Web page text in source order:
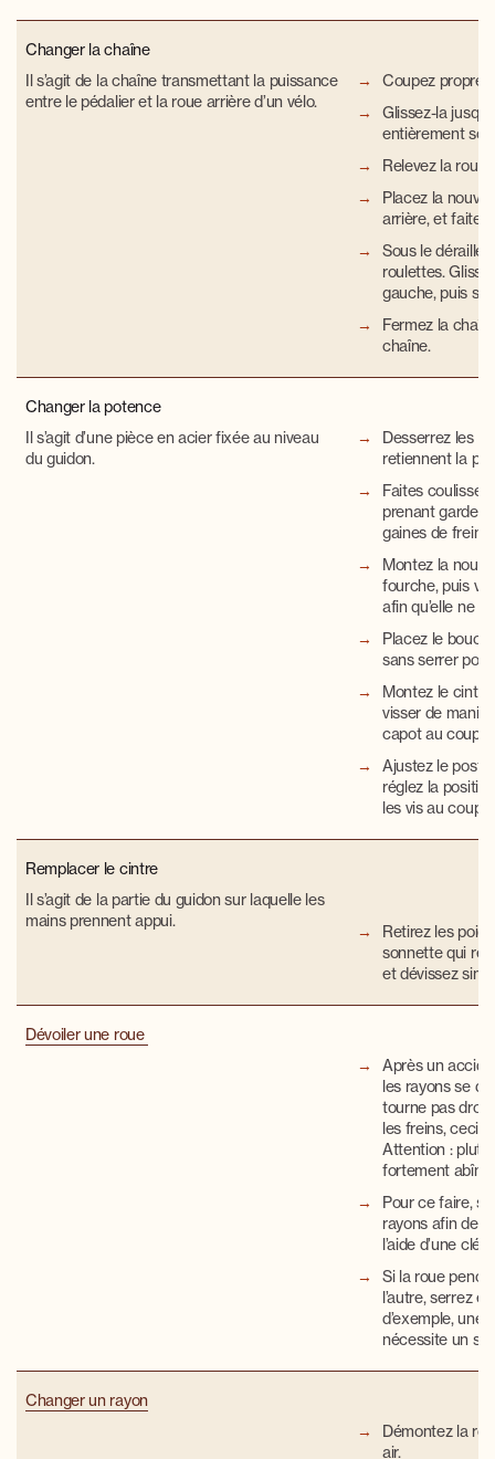
Changer la chaîne
Il s’agit de la chaîne transmettant la puissance
entre le pédalier et la roue arrière d’un vélo.
Coupez
Glissez-la
entièrement
Relevez la roue
Placez la
arrière, et
Sous le
roulettes.
gauche, puis
Fermez la
chaîne.
Changer la potence
Il s’agit d’une pièce en acier fixée au niveau
du guidon.
Desserrez les
retiennent la
Faites coulisser
prenant garde
gaines de frein
Montez la
fourche, puis
afin qu’elle ne
Placez le
sans serrer pour
Montez le
visser de
capot au
Ajustez le
réglez la
les vis au
Remplacer le cintre
Il s’agit de la partie du guidon sur laquelle les
mains prennent appui.
Retirez les
sonnette qui
et dévissez
Dévoiler une roue
Après un
les rayons se
tourne pas
les freins, ceci
Attention :
fortement
Pour ce faire,
rayons afin de
l’aide d’une clé
Si la roue
l’autre, serrez
d’exemple, une
nécessite un
Changer un rayon
Démontez la
air.